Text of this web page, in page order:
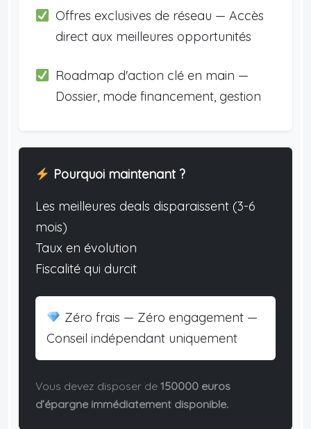
Offres exclusives de réseau — Accès
direct aux meilleures opportunités
Roadmap d'action clé en main —
Dossier, mode financement, gestion
Pourquoi maintenant ?
Les meilleures deals disparaissent (3-6
mois)
Taux en évolution
Fiscalité qui durcit
Zéro frais — Zéro engagement —
Conseil indépendant uniquement
Vous devez disposer de 150000 euros
d’épargne immédiatement disponible.